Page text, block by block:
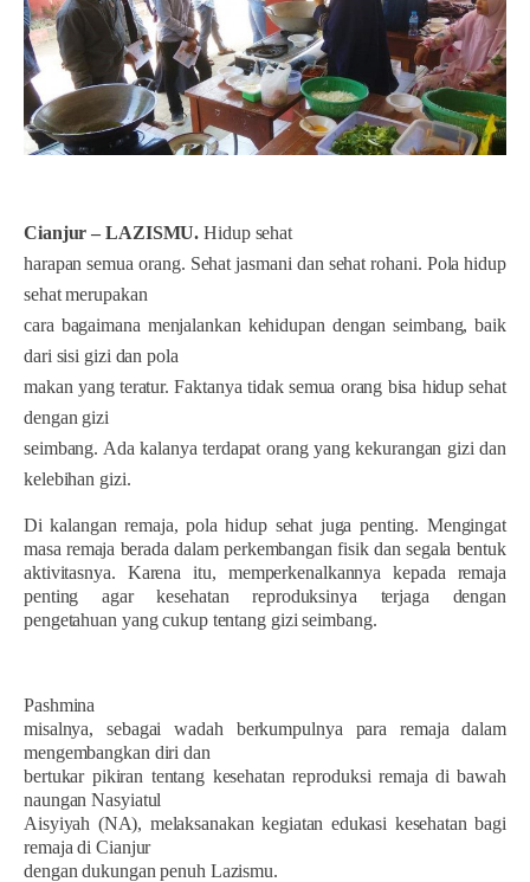
Cianjur – LAZISMU. Hidup sehat
harapan semua orang. Sehat jasmani dan sehat rohani. Pola hidup
sehat merupakan
cara bagaimana menjalankan kehidupan dengan seimbang, baik
dari sisi gizi dan pola
makan yang teratur. Faktanya tidak semua orang bisa hidup sehat
dengan gizi
seimbang. Ada kalanya terdapat orang yang kekurangan gizi dan
kelebihan gizi.
Di kalangan remaja, pola hidup sehat juga penting. Mengingat
masa remaja berada dalam perkembangan fisik dan segala bentuk
aktivitasnya. Karena itu, memperkenalkannya kepada remaja
penting agar kesehatan reproduksinya terjaga dengan
pengetahuan yang cukup tentang gizi seimbang.
Pashmina
misalnya, sebagai wadah berkumpulnya para remaja dalam
mengembangkan diri dan
bertukar pikiran tentang kesehatan reproduksi remaja di bawah
naungan Nasyiatul
Aisyiyah (NA), melaksanakan kegiatan edukasi kesehatan bagi
remaja di Cianjur
dengan dukungan penuh Lazismu.